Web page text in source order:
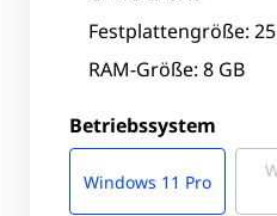
Festplattengröße:
RAM-Größe: 8 GB
Betriebssystem
Windows 11 Pro